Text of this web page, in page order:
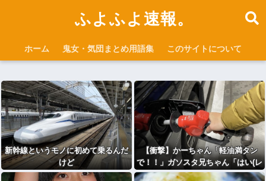
ふよふよ速報。
ホーム 鬼女・気団まとめ用語集 このサイトについて
新幹線というモノに初めて乗るんだ
けど
【衝撃】かーちゃん「軽油満タン
で！！」ガソスタ兄ちゃん「はい(レ
ギュラーの間違いだろな…)」⇒結果